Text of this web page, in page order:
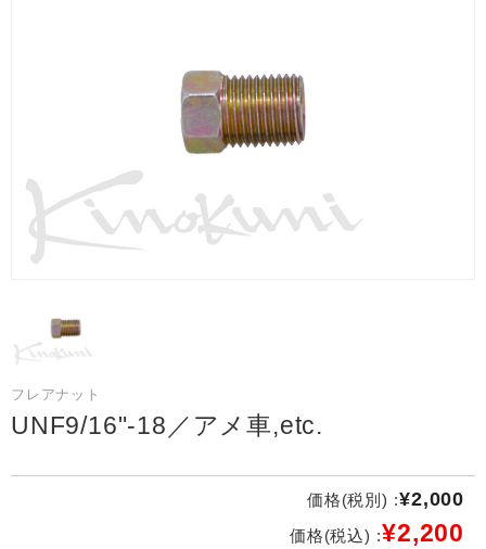
フレアナット
UNF9/16"-18／アメ車,etc.
価格(税別) :¥2,000
価格(税込) :¥2,200